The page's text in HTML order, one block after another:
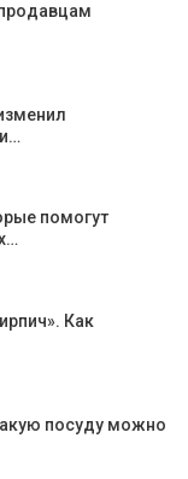
помогут
Как
посуду можно